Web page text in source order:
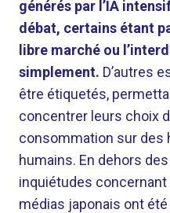
générés par l’IA
débat, certains étant
libre marché ou
simplement. D’autres
être étiquetés,
concentrer leurs choix
consommation sur des
humains. En dehors
inquiétudes concernant
médias japonais ont